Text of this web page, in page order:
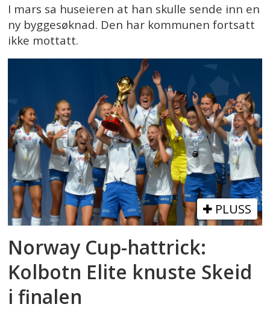
I mars sa huseieren at han skulle sende inn en
ny byggesøknad. Den har kommunen fortsatt
ikke mottatt.
PLUSS
Norway Cup-hattrick:
Kolbotn Elite knuste Skeid
i finalen